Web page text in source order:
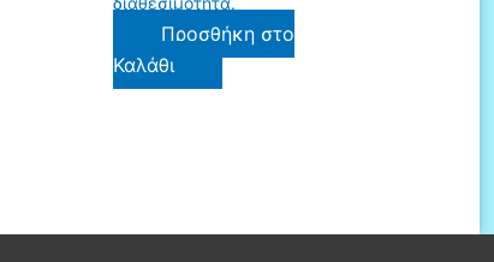
Προσθήκη στο
Καλάθι